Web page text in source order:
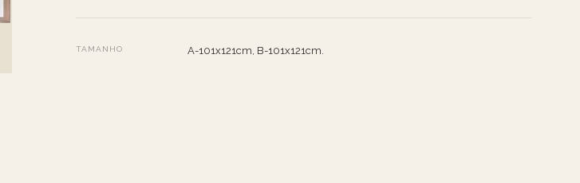
TAMANHO A-101x121cm, B-101x121cm.